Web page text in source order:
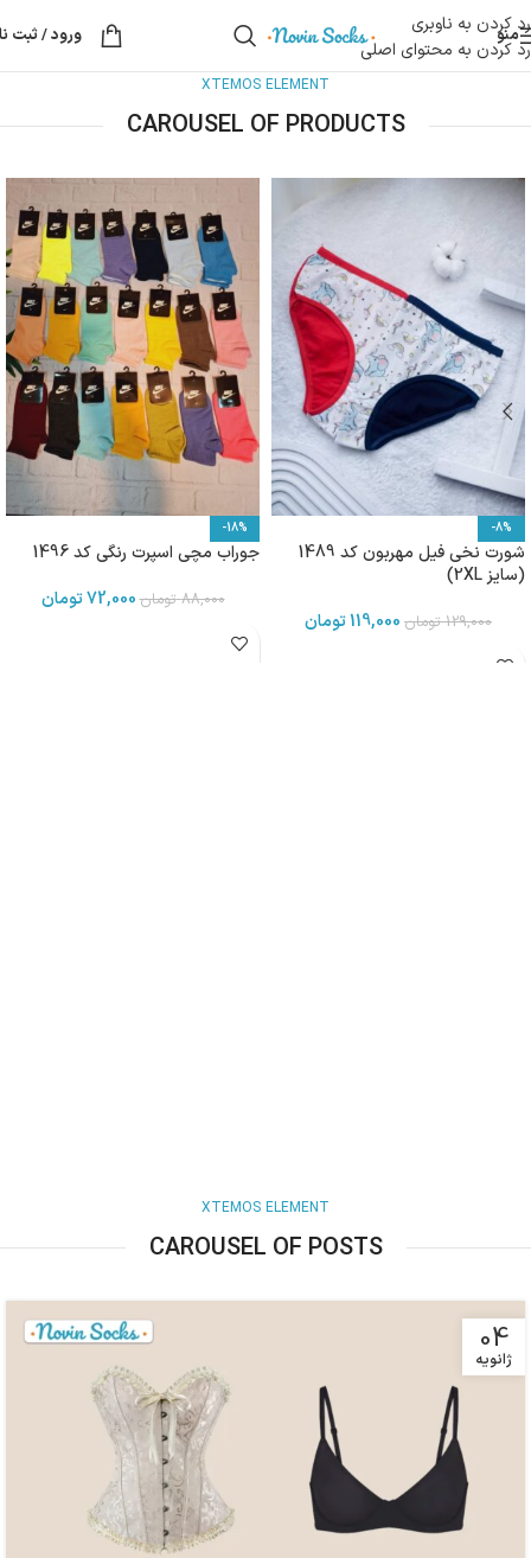
رد کردن به ناوبری
رد کردن به محتوای اصلی
منو ورود / ثبت
XTEMOS ELEMENT
CAROUSEL OF PRODUCTS
-8%
شورت نخی فیل مهربون کد 1489
(سایز 2XL)
129,000 تومان 119,000تومان
-18%
جوراب مچی اسپرت رنگی کد 1496
88,000 تومان72,000تومان
XTEMOS ELEMENT
CAROUSEL OF POSTS
04
ژانویه